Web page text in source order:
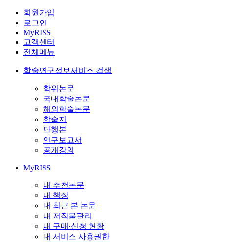
회원가입
로그인
MyRISS
고객센터
전체메뉴
학술연구정보서비스 검색
학위논문
국내학술논문
해외학술논문
학술지
단행본
연구보고서
공개강의
MyRISS
내 추천논문
내 책장
내 최근 본 논문
내 저작물관리
내 구매·신청 현황
내 서비스 사용권한